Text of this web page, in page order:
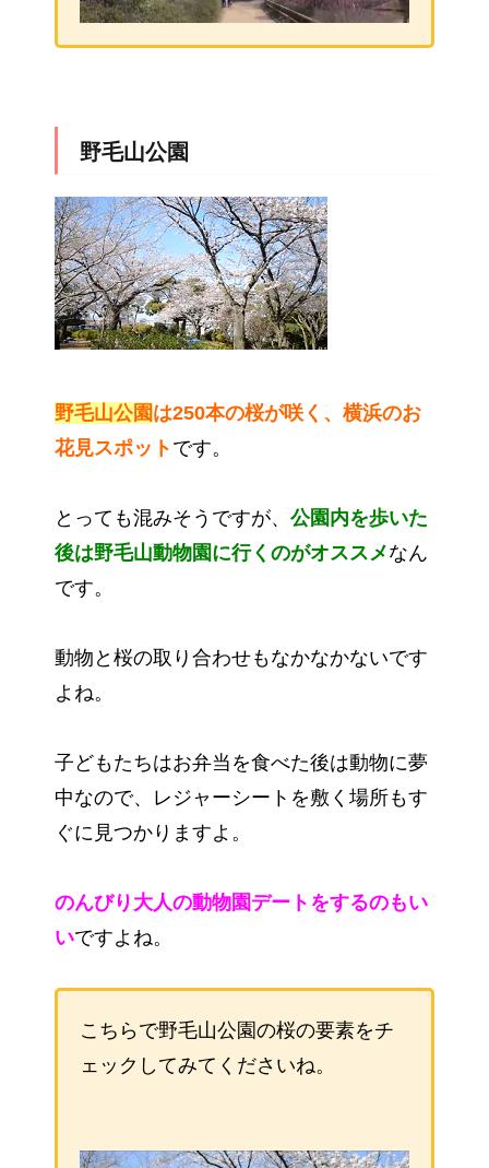
野毛山公園
野毛山公園は250本の桜が咲く、横浜のお
花見スポット です。
とっても混みそうですが、 公園内を歩いた
後は野毛山動物園に行くのがオススメなん
です。
動物と桜の取り合わせもなかなかないです
よね。
子どもたちはお弁当を食べた後は動物に夢
中なので、レジャーシートを敷く場所もす
ぐに見つかりますよ。
のんびり大人の動物園デートをするのもい
いですよね。
こちらで野毛山公園の桜の要素をチ
ェックしてみてくださいね。